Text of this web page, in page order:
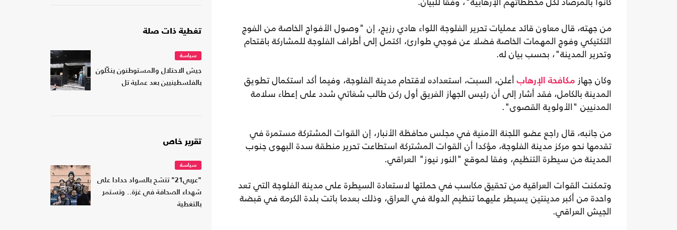
من جهته، قال معاون قائد عمليات تحرير الفلوجة اللواء هادي رزيج، إن "وصول الأفواج الخاصة من الفوج
التكتيكي وفوج المهمات الخاصة فضلا عن فوجي طوارئ، اكتمل إلى أطراف الفلوجة للمشاركة باقتحام
وتحرير المدينة"، بحسب بيان له.
وكان جهاز مكافحة الإرهاب أعلن، السبت، استعداده لاقتحام مدينة الفلوجة، وفيما أكد استكمال تطويق
المدينة بالكامل، فقد أشار إلى أن رئيس الجهاز الفريق أول ركن طالب شغاتي شدد على إعطاء سلامة
المدنيين "الأولوية القصوى".
من جانبه، قال راجع عضو اللجنة الأمنية في مجلس محافظة الأنبار، إن القوات المشتركة مستمرة في
تقدمها نحو مركز مدينة الفلوجة، مؤكدا أن القوات المشتركة استطاعت تحرير منطقة سدة البهوى جنوب
المدينة من سيطرة التنظيم، وفقا لموقع "النور نيوز" العراقي.
وتمكنت القوات العراقية من تحقيق مكاسب في حملتها لاستعادة السيطرة على مدينة الفلوجة التي تعد
واحدة من أكبر مدينتين يسيطر عليهما تنظيم الدولة في العراق، وذلك بعدما باتت بلدة الكرمة في قبضة
الجيش العراقي.
تغطية ذات صلة
سياسة
جيش الاحتلال والمستوطنون ينكّلون
بالفلسطينيين بعد عملية تل
تقرير خاص
سياسة
"عربي21" تتشح بالسواد حدادا على
شهداء الصحافة في غزة.. وتستمر
بالتغطية